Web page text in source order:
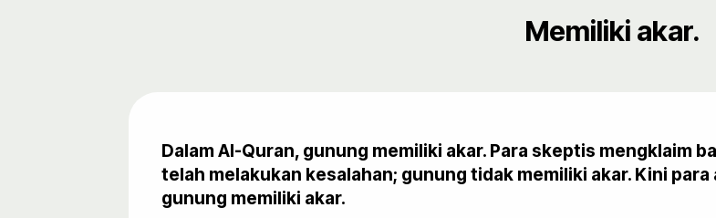
Memiliki akar.
Dalam Al-Quran, gunung memiliki akar. Para skeptis mengklaim
telah melakukan kesalahan; gunung tidak memiliki akar. Kini
gunung memiliki akar.